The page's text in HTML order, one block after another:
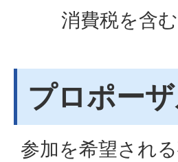
消費税を含む
プロポー
参加を希望され